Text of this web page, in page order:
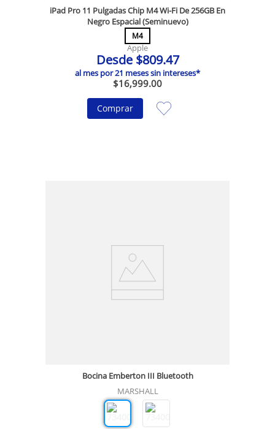
iPad Pro 11 Pulgadas Chip M4 Wi-Fi De 256GB En
Negro Espacial (Seminuevo)
M4
Apple
Desde $809.47
al mes por21 meses sin intereses*
$16,999.00
Comprar
Bocina Emberton III Bluetooth
MARSHALL